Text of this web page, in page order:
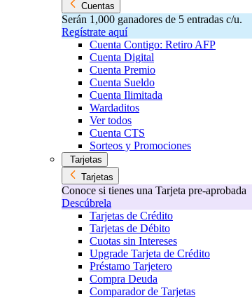
Cuentas
Serán 1,000 ganadores de 5 entradas c/u.
Regístrate aquí
Cuenta Contigo: Retiro AFP
Cuenta Digital
Cuenta Premio
Cuenta Sueldo
Cuenta Ilimitada
Wardaditos
Ver todos
Cuenta CTS
Sorteos y Promociones
Tarjetas
Tarjetas
Conoce si tienes una Tarjeta pre-aprobada
Descúbrela
Tarjetas de Crédito
Tarjetas de Débito
Cuotas sin Intereses
Upgrade Tarjeta de Crédito
Préstamo Tarjetero
Compra Deuda
Comparador de Tarjetas